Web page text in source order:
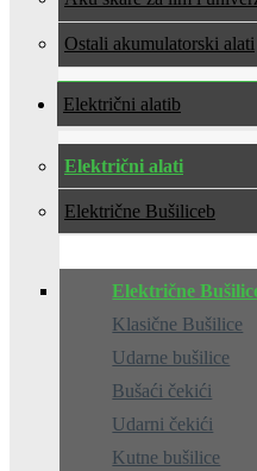
Ostali akumulatorski alati
Električni alati
Električni alati
Električne Bušilice
Električne
Klasične Bušilice
Udarne bušilice
Bušaći čekići
Udarni čekići
Kutne bušilice